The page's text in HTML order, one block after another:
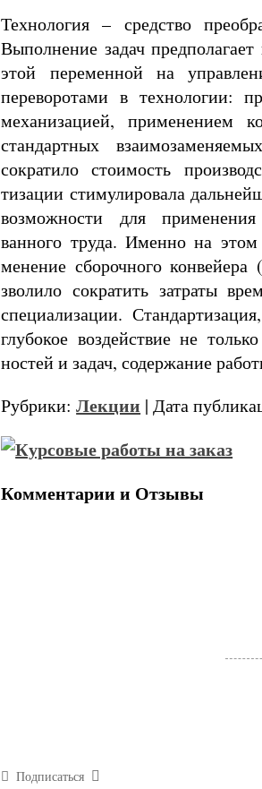
Технология – средство
Выполнение задач
этой переменной на
переворотами в технологии:
механизацией, применением
стандартных
сократило стоимость
тизации стимулировала
возможности для
ванного труда. Именно на этом
менение сборочного
зволило сократить затраты
специализации.
глубокое воздействие не
ностей и задач, содержание
Рубрики:Лекции | Дата
Комментарии и Отзывы
Подписаться